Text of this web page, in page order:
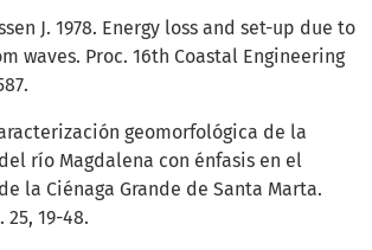
J. 1978. Energy loss and set-up due to
waves. Proc. 16th Coastal Engineering
geomorfológica de la
río Magdalena con énfasis en el
la Ciénaga Grande de Santa Marta.
25, 19-48.